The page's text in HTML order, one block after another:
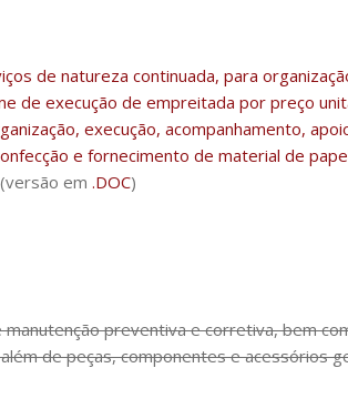
de natureza continuada, para
de execução de empreitada por preço
execução, acompanhamento,
e fornecimento de material de
(versão em .DOC)
preventiva e corretiva, bem
de peças, componentes e acessórios